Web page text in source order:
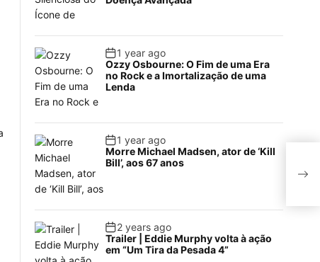
1 year ago
Ozzy Osbourne: O Fim de uma Era
no Rock e a Imortalização de uma
Lenda
1 year ago
Morre Michael Madsen, ator de ‘Kill
Bill’, aos 67 anos
2 years ago
Trailer | Eddie Murphy volta à ação
em “Um Tira da Pesada 4”
de